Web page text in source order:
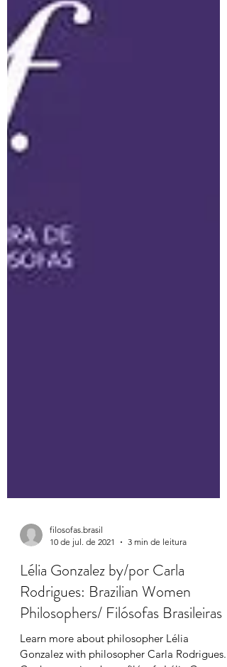
filosofas.brasil
10 de jul. de 2021
3 min de leitura
Lélia Gonzalez by/por Carla
Rodrigues: Brazilian Women
Philosophers/ Filósofas Brasileiras